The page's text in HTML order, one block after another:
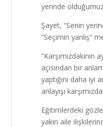
yerinde
Şayet, “Senin
“Seçimin yanlış”
“Karşımızdakinin
açısından bir
yaptığını daha iyi
anlayışı
Eğitimlerdeki
yakın aile